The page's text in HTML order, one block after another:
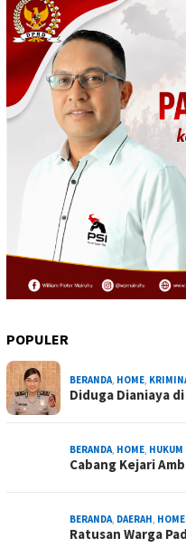
POPULER
BERANDA, HOME,
Diduga Dianiaya
BERANDA, HOME, HUKUM
Cabang Kejari
BERANDA, DAERAH, HOME
Ratusan Warga